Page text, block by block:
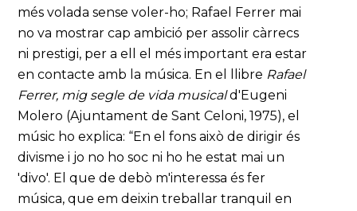
més volada sense voler-ho; Rafael Ferrer mai
no va mostrar cap ambició per assolir càrrecs
ni prestigi, per a ell el més important era estar
en contacte amb la música. En el llibre Rafael
Ferrer, mig segle de vida musicald'Eugeni
Molero (Ajuntament de Sant Celoni, 1975), el
músic ho explica: “En el fons això de dirigir és
divisme i jo no ho soc ni ho he estat mai un
'divo'. El que de debò m'interessa és fer
música, que em deixin treballar tranquil en